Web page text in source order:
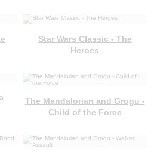
Star Wars Classic - The
Heroes
The Mandalorian and Grogu -
Child of the Force